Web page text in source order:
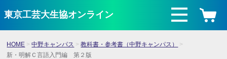
東京工芸大生協オンライン
HOME 中野キャンパス
教科書・参考書（中野キャンパス）
新・明解Ｃ言語入門編 第２版